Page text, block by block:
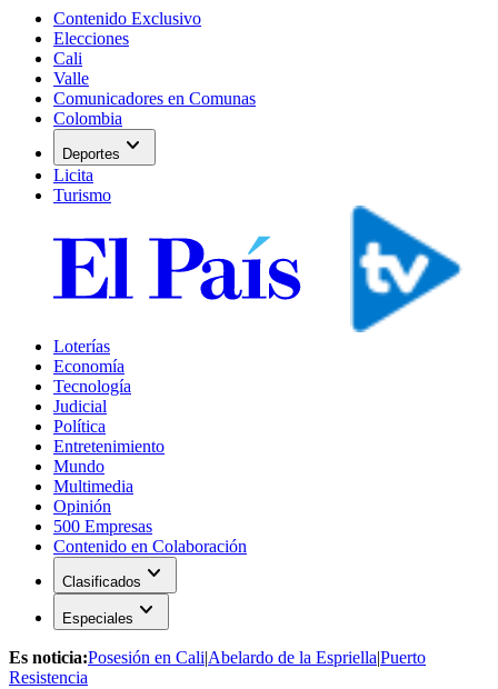
Contenido Exclusivo
Elecciones
Cali
Valle
Comunicadores en Comunas
Colombia
Deportes expand_more
Licita
Turismo
Loterías
Economía
Tecnología
Judicial
Política
Entretenimiento
Mundo
Multimedia
Opinión
500 Empresas
Contenido en Colaboración
Clasificados expand_more
Especiales expand_more
Es noticia:Posesión en Cali|Abelardo de la Espriella|Puerto
Resistencia